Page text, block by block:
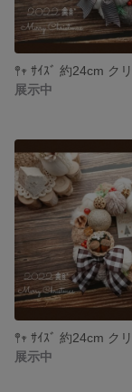
展示中
展示中